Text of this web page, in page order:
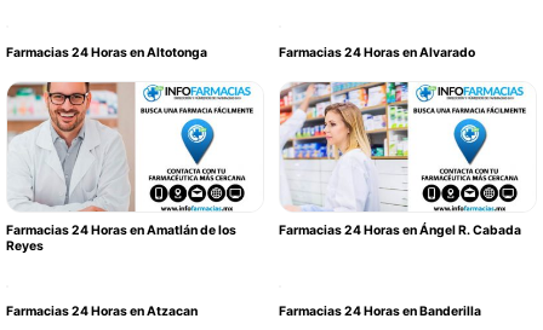
Farmacias 24 Horas en Altotonga Farmacias 24 Horas en Alvarado
Farmacias 24 Horas en Amatlán de los
Reyes
Farmacias 24 Horas en Ángel R. Cabada
Farmacias 24 Horas en Atzacan Farmacias 24 Horas en Banderilla